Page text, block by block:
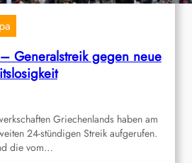
Generalstreik gegen neue
Griechenlands haben am
24-stündigen Streik aufgerufen.
die vom…